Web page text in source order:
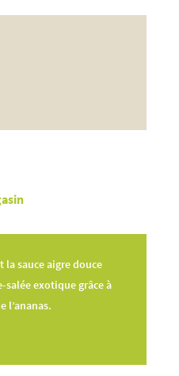
la sauce aigre douce
salée exotique grâce à
l’ananas.